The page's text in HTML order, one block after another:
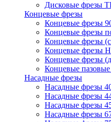
Дисковые фрезы
Концевые фрезы
Концевые фрезы
Концевые фрезы
Концевые фрезы
Концевые фрезы
Концевые фрезы
Концевые
Насадные фрезы
Насадные фрезы
Насадные фрезы
Насадные фрезы
Насадные фрезы